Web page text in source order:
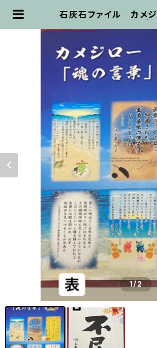
石灰石ファイル カメジ
1/2